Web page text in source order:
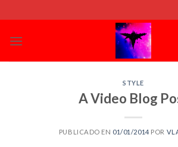
to
content
STYLE
A Video Blog
PUBLICADO EN 01/01/2014 POR